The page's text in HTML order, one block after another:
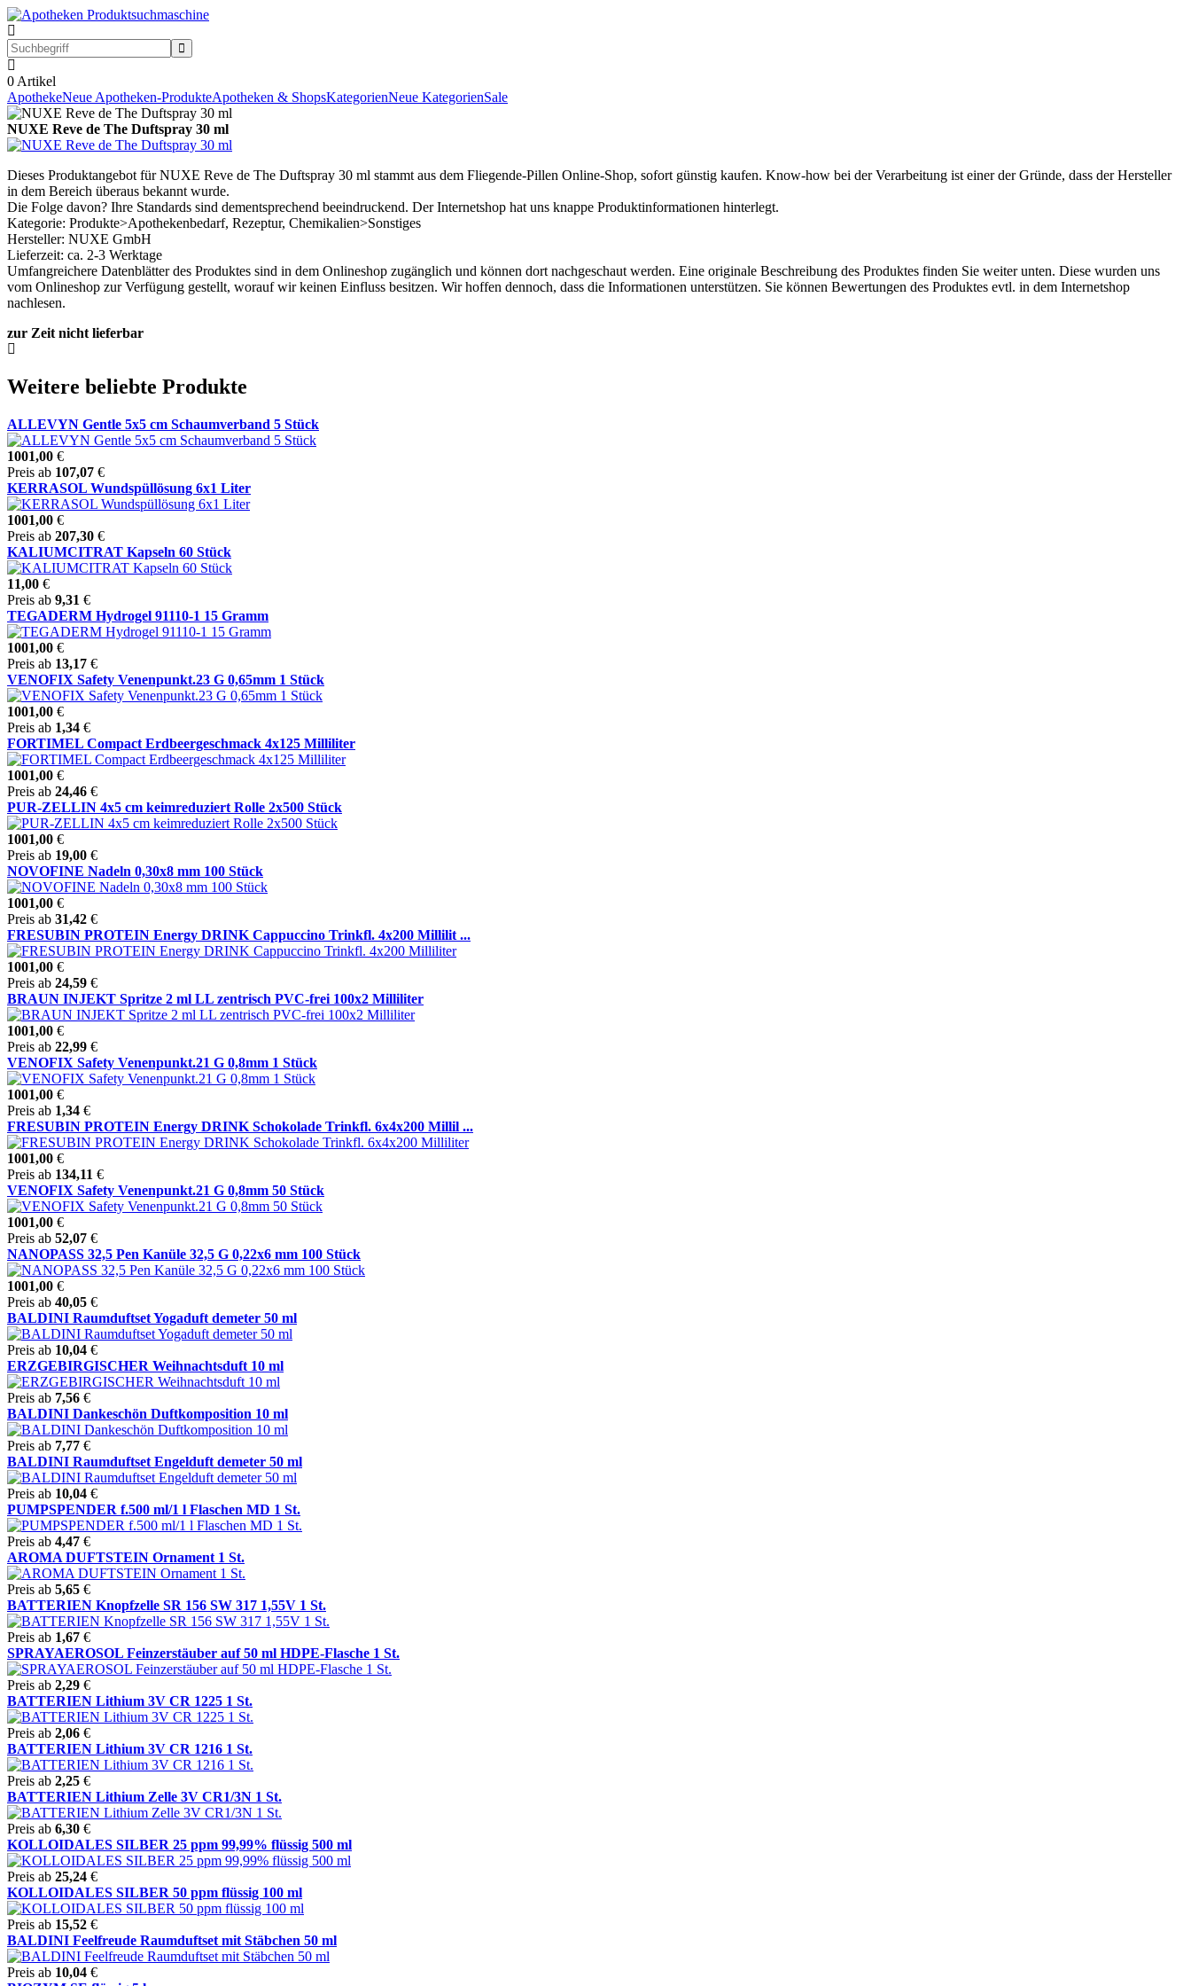
0 Artikel
ApothekeNeue Apotheken-ProdukteApotheken & ShopsKategorienNeue KategorienSale
NUXE Reve de The Duftspray 30 ml
Dieses Produktangebot für NUXE Reve de The Duftspray 30 ml stammt aus dem Fliegende-Pillen Online-Shop, sofort günstig kaufen. Know-how bei der Verarbeitung ist einer der Gründe, dass der Hersteller
in dem Bereich überaus bekannt wurde.
Die Folge davon? Ihre Standards sind dementsprechend beeindruckend. Der Internetshop hat uns knappe Produktinformationen hinterlegt.
Kategorie: Produkte>Apothekenbedarf, Rezeptur, Chemikalien>Sonstiges
Hersteller: NUXE GmbH
Lieferzeit: ca. 2-3 Werktage
Umfangreichere Datenblätter des Produktes sind in dem Onlineshop zugänglich und können dort nachgeschaut werden. Eine originale Beschreibung des Produktes finden Sie weiter unten. Diese wurden uns
vom Onlineshop zur Verfügung gestellt, worauf wir keinen Einfluss besitzen. Wir hoffen dennoch, dass die Informationen unterstützen. Sie können Bewertungen des Produktes evtl. in dem Internetshop
nachlesen.
zur Zeit nicht lieferbar
Weitere beliebte Produkte
ALLEVYN Gentle 5x5 cm Schaumverband 5 Stück
1001,00 €
Preis ab 107,07 €
KERRASOL Wundspüllösung 6x1 Liter
1001,00 €
Preis ab 207,30 €
KALIUMCITRAT Kapseln 60 Stück
11,00 €
Preis ab 9,31 €
TEGADERM Hydrogel 91110-1 15 Gramm
1001,00 €
Preis ab 13,17 €
VENOFIX Safety Venenpunkt.23 G 0,65mm 1 Stück
1001,00 €
Preis ab 1,34 €
FORTIMEL Compact Erdbeergeschmack 4x125 Milliliter
1001,00 €
Preis ab 24,46 €
PUR-ZELLIN 4x5 cm keimreduziert Rolle 2x500 Stück
1001,00 €
Preis ab 19,00 €
NOVOFINE Nadeln 0,30x8 mm 100 Stück
1001,00 €
Preis ab 31,42 €
FRESUBIN PROTEIN Energy DRINK Cappuccino Trinkfl. 4x200 Millilit ...
1001,00 €
Preis ab 24,59 €
BRAUN INJEKT Spritze 2 ml LL zentrisch PVC-frei 100x2 Milliliter
1001,00 €
Preis ab 22,99 €
VENOFIX Safety Venenpunkt.21 G 0,8mm 1 Stück
1001,00 €
Preis ab 1,34 €
FRESUBIN PROTEIN Energy DRINK Schokolade Trinkfl. 6x4x200 Millil ...
1001,00 €
Preis ab 134,11 €
VENOFIX Safety Venenpunkt.21 G 0,8mm 50 Stück
1001,00 €
Preis ab 52,07 €
NANOPASS 32,5 Pen Kanüle 32,5 G 0,22x6 mm 100 Stück
1001,00 €
Preis ab 40,05 €
BALDINI Raumduftset Yogaduft demeter 50 ml
Preis ab 10,04 €
ERZGEBIRGISCHER Weihnachtsduft 10 ml
Preis ab 7,56 €
BALDINI Dankeschön Duftkomposition 10 ml
Preis ab 7,77 €
BALDINI Raumduftset Engelduft demeter 50 ml
Preis ab 10,04 €
PUMPSPENDER f.500 ml/1 l Flaschen MD 1 St.
Preis ab 4,47 €
AROMA DUFTSTEIN Ornament 1 St.
Preis ab 5,65 €
BATTERIEN Knopfzelle SR 156 SW 317 1,55V 1 St.
Preis ab 1,67 €
SPRAYAEROSOL Feinzerstäuber auf 50 ml HDPE-Flasche 1 St.
Preis ab 2,29 €
BATTERIEN Lithium 3V CR 1225 1 St.
Preis ab 2,06 €
BATTERIEN Lithium 3V CR 1216 1 St.
Preis ab 2,25 €
BATTERIEN Lithium Zelle 3V CR1/3N 1 St.
Preis ab 6,30 €
KOLLOIDALES SILBER 25 ppm 99,99% flüssig 500 ml
Preis ab 25,24 €
KOLLOIDALES SILBER 50 ppm flüssig 100 ml
Preis ab 15,52 €
BALDINI Feelfreude Raumduftset mit Stäbchen 50 ml
Preis ab 10,04 €